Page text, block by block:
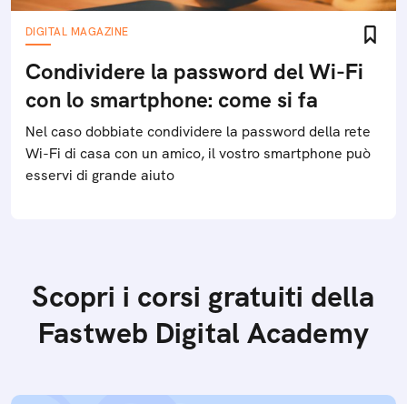
DIGITAL MAGAZINE
Condividere la password del Wi-Fi
con lo smartphone: come si fa
Nel caso dobbiate condividere la password della rete
Wi-Fi di casa con un amico, il vostro smartphone può
esservi di grande aiuto
Scopri i corsi gratuiti della
Fastweb Digital Academy